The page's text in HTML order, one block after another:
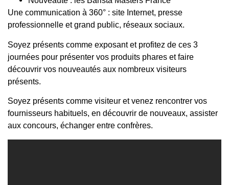
Une communication à 360° : site Internet, presse
professionnelle et grand public, réseaux sociaux.
Soyez présents comme exposant et profitez de ces 3
journées pour présenter vos produits phares et faire
découvrir vos nouveautés aux nombreux visiteurs
présents.
Soyez présents comme visiteur et venez rencontrer vos
fournisseurs habituels, en découvrir de nouveaux, assister
aux concours, échanger entre confrères.